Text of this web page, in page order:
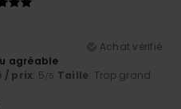
Achat vérifié
agréable
/ prix: 5/5 Taille: Trop grand